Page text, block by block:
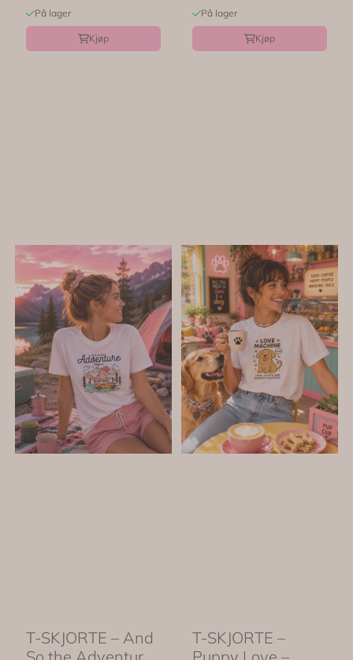
På lager
Kjøp
På lager
Kjøp
T-SKJORTE – And
T-SKJORTE –